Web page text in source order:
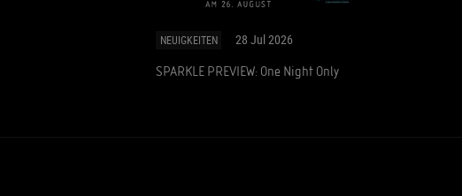
NEUIGKEITEN 28 Jul 2026
SPARKLE PREVIEW: One Night Only